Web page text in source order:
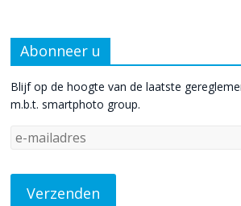
Abonneer u
Blijf op de hoogte van de laatste
m.b.t. smartphoto group.